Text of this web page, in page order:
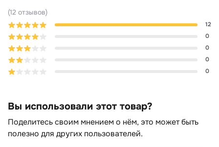
(12 отзывов)
12
0
0
0
0
Вы использовали этот товар?
Поделитесь своим мнением о нём, это может быть
полезно для других пользователей.